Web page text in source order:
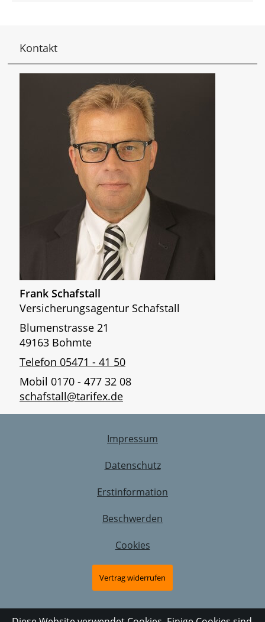
Kontakt
Frank Schafstall
Versicherungsagentur Schafstall
Blumenstrasse 21
49163 Bohmte
Telefon 05471 - 41 50
Mobil 0170 - 477 32 08
schafstall@tarifex.de
Impressum
Datenschutz
Erstinformation
Beschwerden
Cookies
Vertrag widerrufen